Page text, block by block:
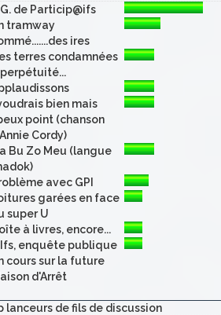
de Particip@ifs
tramway
ires
terres condamnées
bien mais
point (chanson
Cordy)
Bu Zo Meu (langue
avec GPI
garées en face
super U
à livres, encore...
Ifs, enquête publique
cours sur la future
d'Arrêt
lanceurs de fils de discussion